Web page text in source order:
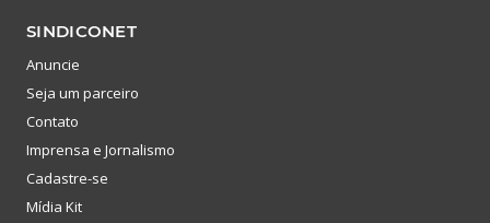
SINDICONET
Anuncie
Seja um parceiro
Contato
Imprensa e Jornalismo
Cadastre-se
Mídia Kit